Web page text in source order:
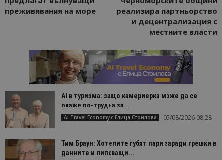
преживявания на море
реализира партньорство
и децентрализация с
местните власти
AI в туризма: защо камериерка може да се
окаже по-трудна за...
AI Travel Economy с Елица Стоилова 05/08/2026 08:28
Тим Браун: Хотелите губят пари заради грешки в
данните и липсващи...